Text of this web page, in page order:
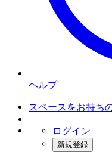
ヘルプ
スペースをお持ち
ログイン
新規登録